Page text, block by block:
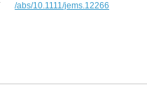
/abs/10.1111/jems.12266